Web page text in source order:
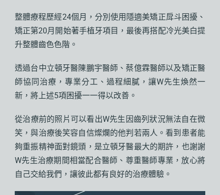
整體療程歷經24個月，分別使用隱適美矯正戽斗困擾、
矯正第20月開始著手植牙項目，最後再搭配冷光美白提
升整體齒色色階。
透過台中立頓牙醫陳鵬宇醫師、蔡億霖醫師以及矯正醫
師協同治療，專業分工、過程細膩，讓W先生煥然一
新，將上述5項困擾一一得以改善。
從治療前的照片可以看出W先生因齒列狀況無法自在微
笑，與治療後笑容自信燦爛的他判若兩人。看到患者能
夠重振精神面對鏡頭，是立頓牙醫最大的期許，也謝謝
W先生治療期間相當配合醫師、尊重醫師專業，放心將
自己交給我們，讓彼此都有良好的治療體驗。